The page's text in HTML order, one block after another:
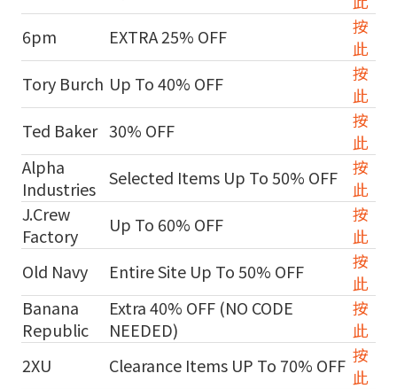
6pm
EXTRA 25% OFF
按
此
Tory Burch Up To 40% OFF
按
此
Ted Baker 30% OFF
按
此
Alpha
Industries Selected Items Up To 50% OFF
按
此
J.Crew
Factory
Up To 60% OFF
按
此
Old Navy
Entire Site Up To 50% OFF
按
此
Banana
Republic
Extra 40% OFF (NO CODE
NEEDED)
按
此
2XU
Clearance Items UP To 70% OFF 按
此